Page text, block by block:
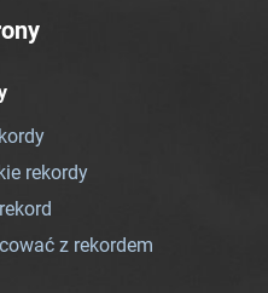
rekordy
z rekordem